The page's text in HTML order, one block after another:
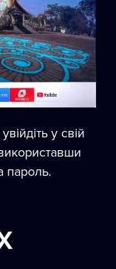
у свій
пароль.